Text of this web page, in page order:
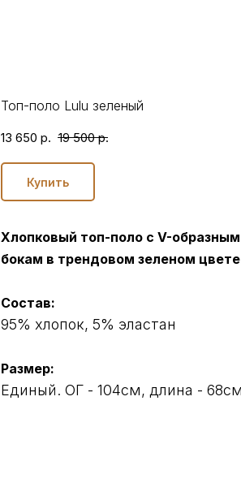
Топ-поло Lulu зеленый
13 650 р. 19 500 р.
Купить
Хлопковый топ-поло с V-
бокам в трендовом зеленом цвете
Состав:
95% хлопок, 5% эластан
Размер:
Единый. ОГ - 104см, длина - 68см